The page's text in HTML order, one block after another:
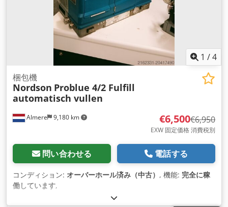
1 /4
Almere 9,180 km
梱包機
Nordson Problue 4/2 Fulfill
automatisch vullen
€6,500€6,950
EXW 固定価格 消費税別
問い合わせる 電話する
コンディション: オーバーホール済み（中古） , 機能: 完全に稼
働しています,